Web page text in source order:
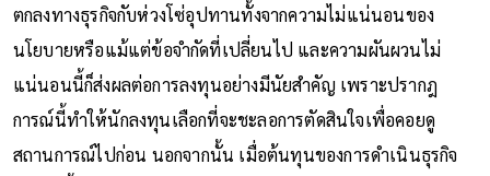
ตกลงทางธุรกิจกับห่วงโซ่อุปทานทั้งจากความไม่แน่นอนของ
นโยบายหรือแม้แต่ข้อจำกัดที่เปลี่ยนไป และความผันผวนไม่
แน่นอนนี้ก็ส่งผลต่อการลงทุนอย่างมีนัยสำคัญ เพราะปรากฎ
การณ์นี้ทำให้นักลงทุนเลือกที่จะชะลอการตัดสินใจเพื่อคอยดู
สถานการณ์ไปก่อน นอกจากนั้น เมื่อต้นทุนของการดำเนินธุรกิจ